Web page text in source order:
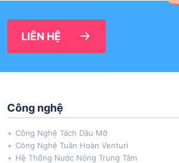
LIÊN HỆ
Công nghệ
Công Nghệ Tách Dầu Mỡ
Công Nghệ Tuần Hoàn Venturi
Hệ Thống Nước Nóng Trung Tâm